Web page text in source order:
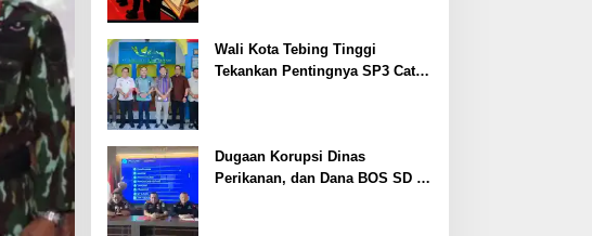
Wali Kota Tebing Tinggi
Tekankan Pentingnya SP3 Catin
Dugaan Korupsi Dinas
Perikanan, dan Dana BOS SD –